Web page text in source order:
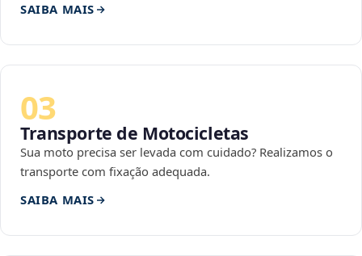
SAIBA MAIS
03
Transporte de Motocicletas
Sua moto precisa ser levada com cuidado? Realizamos o
transporte com fixação adequada.
SAIBA MAIS